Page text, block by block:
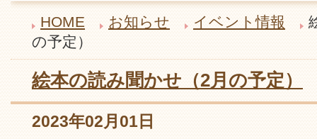
HOME お知らせ イベント情報
の予定）
絵本の読み聞かせ（2月の予定）
2023年02月01日